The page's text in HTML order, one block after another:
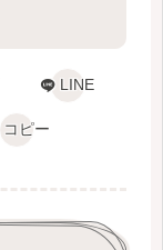
LINE
コピー